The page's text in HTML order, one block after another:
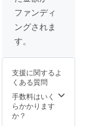
のまと
めて支
援もあ
りま
合わせ
も可能
です。
ん。 ・
参加者
の方は
参加日
の2週間
前から
検温の
実施と
報告を
お願い
たは中
止する
場合や
するこ
とがあ
りま
す。 ・
参加者
の方の
加にあ
たって
の留意
は参加
者の方
のご負
担とな
りま
す。 ・
防いで
いる？
絶対寝
「起床
験」 ・
この合
図がな
いと電
車が走
ファンディ
ングされま
す。
支援に関するよ
くある質問
手数料はいく
らかかります
か？